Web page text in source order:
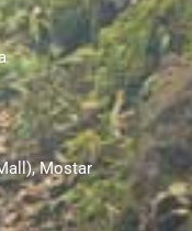
Mostar